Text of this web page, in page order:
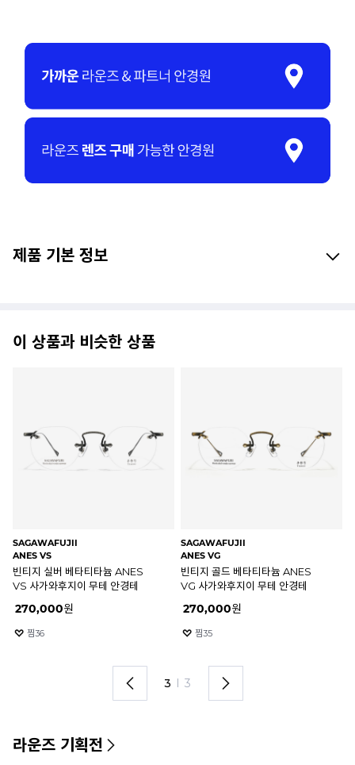
제품 기본 정보
이 상품과 비슷한 상품
NINE ACCORD
ESS C2(47)
실버 베타티타늄 무테 ESS C2
47mm 나인어코드 안경테
5%218,500
찜25
NINE ACCORD
TAY C4(51)
로즈골드 베타티타늄 무테 TAY
C4 51mm 나인어코드 안경테
5%218,500
찜15
1 I 3
라운즈 기획전